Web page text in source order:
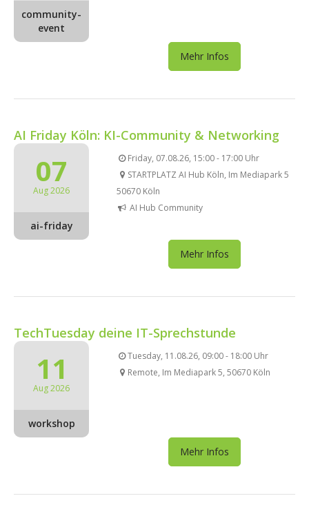
community-
event
Mehr Infos
AI Friday Köln: KI-Community & Networking
07
Aug 2026
ai-friday
Friday, 07.08.26, 15:00 - 17:00 Uhr
STARTPLATZ AI Hub Köln, Im Mediapark 5
50670 Köln
AI Hub Community
Mehr Infos
TechTuesday deine IT-Sprechstunde
11
Aug 2026
workshop
Tuesday, 11.08.26, 09:00 - 18:00 Uhr
Remote, Im Mediapark 5, 50670 Köln
Mehr Infos